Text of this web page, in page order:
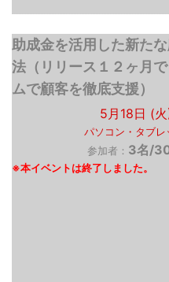
助成金を活用した新た
法（リリース１２ヶ月
ムで顧客を徹底支援）
5月18日 (
パソコン・タブ
参加者： 3名/